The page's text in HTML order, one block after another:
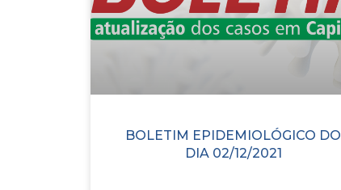
BOLETIM EPIDEMIOLÓGICO DO
DIA 02/12/2021